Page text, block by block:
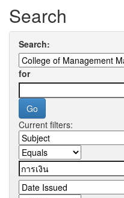
Search
Search:
for
Current filters: